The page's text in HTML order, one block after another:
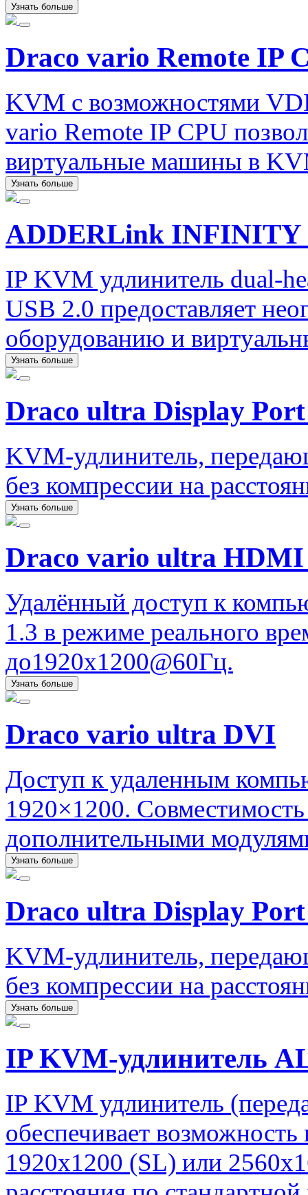
Узнать больше
Draco vario Remote IP
KVM с возможностями
vario Remote IP CPU
виртуальные машины в
Узнать больше
ADDERLink INFINITY
IP KVM удлинитель dual-
USB 2.0 предоставляет
оборудованию и
Узнать больше
Draco ultra Display Port
KVM-удлинитель,
без компрессии на
Узнать больше
Draco vario ultra HDMI
Удалённый доступ к
1.3 в режиме реального
до1920x1200@60Гц.
Узнать больше
Draco vario ultra DVI
Доступ к удаленным
1920×1200.
дополнительными
Узнать больше
Draco ultra Display Port
KVM-удлинитель,
без компрессии на
Узнать больше
IP KVM-удлинитель
IP KVM удлинитель
обеспечивает
1920х1200 (SL) или